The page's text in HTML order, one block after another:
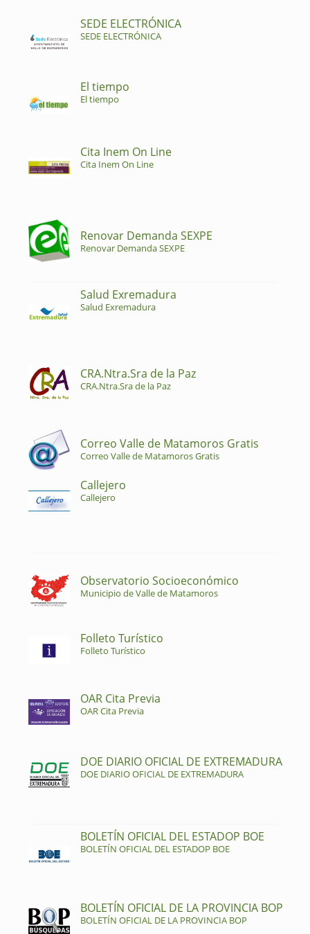
SEDE ELECTRÓNICA
SEDE ELECTRÓNICA
El tiempo
El tiempo
Cita Inem On Line
Cita Inem On Line
Renovar Demanda SEXPE
Renovar Demanda SEXPE
Salud Exremadura
Salud Exremadura
CRA.Ntra.Sra de la Paz
CRA.Ntra.Sra de la Paz
Correo Valle de Matamoros Gratis
Correo Valle de Matamoros Gratis
Callejero
Callejero
Observatorio Socioeconómico
Municipio de Valle de Matamoros
Folleto Turístico
Folleto Turístico
OAR Cita Previa
OAR Cita Previa
DOE DIARIO OFICIAL DE EXTREMADURA
DOE DIARIO OFICIAL DE EXTREMADURA
BOLETÍN OFICIAL DEL ESTADOP BOE
BOLETÍN OFICIAL DEL ESTADOP BOE
BOLETÍN OFICIAL DE LA PROVINCIA BOP
BOLETÍN OFICIAL DE LA PROVINCIA BOP